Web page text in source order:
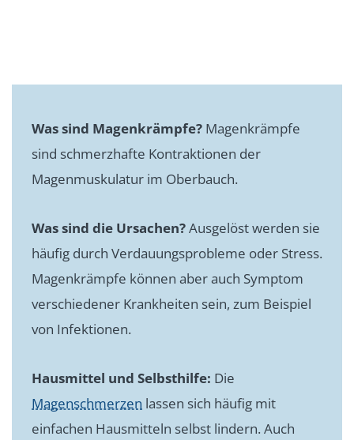
Was sind Magenkrämpfe? Magenkrämpfe
sind schmerzhafte Kontraktionen der
Magenmuskulatur im Oberbauch.
Was sind die Ursachen?Ausgelöst werden sie
häufig durch Verdauungsprobleme oder Stress.
Magenkrämpfe können aber auch Symptom
verschiedener Krankheiten sein, zum Beispiel
von Infektionen.
Hausmittel und Selbsthilfe: Die
Magenschmerzen lassen sich häufig mit
einfachen Hausmitteln selbst lindern. Auch